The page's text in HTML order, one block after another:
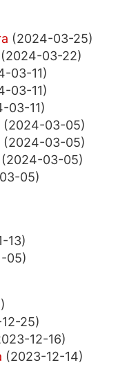
(2024-03-25)
(2024-03-22)
03-11)
03-11)
03-11)
(2024-03-05)
(2024-03-05)
(2024-03-05)
05)
13)
05)
25)
12-16)
(2023-12-14)